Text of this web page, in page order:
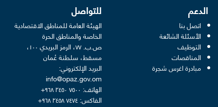
الدعم
اتصل بنا
الأسئلة الشائعة
التوظيف
المناقصات
مبادرة اغرس شجرة
للتواصل
الهيئة العامة للمناطق الاقتصادية
الخاصة والمناطق الحرة
ص.ب. ٧٧، الرمز البريدي ١٠٠،
مسقط، سلطنة عُمان
البريد الإلكتروني:
info@opaz.gov.om
الهاتف: ٧٥٠٠ ٢٤٥٠ ٩٦٨+
الفاكس: ٧٤٧٤ ٢٤٥٨ ٩٦٨+